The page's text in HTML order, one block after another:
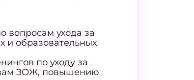
вопросам ухода за
и образовательных
по уходу за
ЗОЖ, повышению